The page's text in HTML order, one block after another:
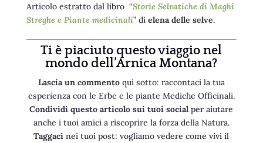
Articolo estratto dal libro “Storie Selvatiche di Maghi
Streghe e Piante medicinali” di elena delle selve.
Ti è piaciuto questo viaggio nel
mondo dell’Arnica Montana?
Lascia un commentoqui sotto: raccontaci la tua
esperienza con le Erbe e le piante Mediche Officinali.
Condividi questo articolo sui tuoi social per aiutare
anche i tuoi amici a riscoprire la forza della Natura.
Taggaci nei tuoi post: vogliamo vedere come vivi il